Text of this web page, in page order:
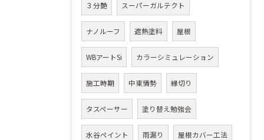
３分艶 スーパーガルテクト
ナノルーフ 遮熱塗料 屋根
WBアートSi カラーシミュレーション
施工時期 中東情勢 縁切り
タスペーサー 塗り替え勉強会
水谷ペイント 雨漏り 屋根カバー工法